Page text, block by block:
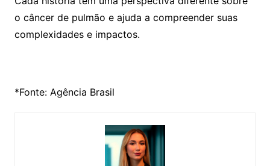
o câncer de pulmão e ajuda a compreender suas
complexidades e impactos.
*Fonte: Agência Brasil